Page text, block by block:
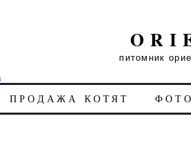
питомник
ПРОДАЖА КОТЯТ